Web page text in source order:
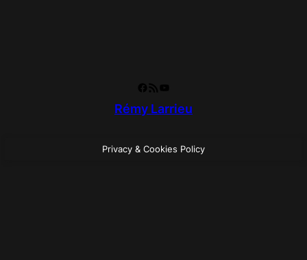
Rémy Larrieu
Privacy & Cookies Policy